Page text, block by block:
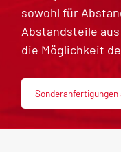
sowohl für
Abstandsteile
die Möglichkeit